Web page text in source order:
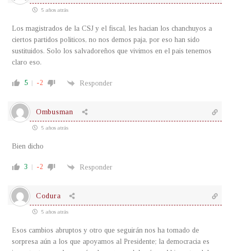
5 años atrás
Los magistrados de la CSJ y el fiscal, les hacian los chanchuyos a
ciertos partidos politicos, no nos demos paja, por eso han sido
sustituidos. Solo los salvadoreños que vivimos en el pais tenemos
claro eso.
5 -2 Responder
Ombusman
5 años atrás
Bien dicho
3 -2 Responder
Codura
5 años atrás
Esos cambios abruptos y otro que seguirán nos ha tomado de
sorpresa aún a los que apoyamos al Presidente; la democracia es